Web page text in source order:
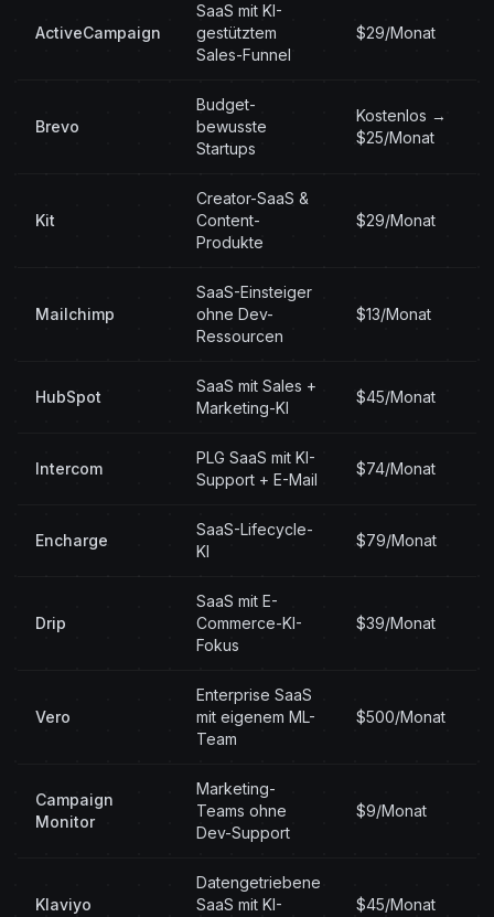
ActiveCampaign
SaaS mit KI-
gestütztem
Sales-Funnel
$29/Monat
Brevo
Budget-
bewusste
Startups
Kostenlos →
$25/Monat
Kit
Creator-SaaS &
Content-
Produkte
$29/Monat
Mailchimp
SaaS-Einsteiger
ohne Dev-
Ressourcen
$13/Monat
HubSpot
SaaS mit Sales +
Marketing-KI
$45/Monat
Intercom
PLG SaaS mit KI-
Support + E-Mail
$74/Monat
Encharge
SaaS-Lifecycle-
KI
$79/Monat
Drip
SaaS mit E-
Commerce-KI-
Fokus
$39/Monat
Vero
Enterprise SaaS
mit eigenem ML-
Team
$500/Monat
Campaign
Monitor
Marketing-
Teams ohne
Dev-Support
$9/Monat
Klaviyo
Datengetriebene
SaaS mit KI-
$45/Monat